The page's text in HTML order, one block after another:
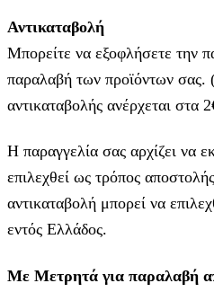
Αντικαταβολή
Μπορείτε να εξοφλήσετε την
παραλαβή των προϊόντων σας.
αντικαταβολής ανέρχεται στα
Η παραγγελία σας αρχίζει να
επιλεχθεί ως τρόπος
αντικαταβολή μπορεί να
εντός Ελλάδος.
Με Μετρητά για παραλαβή